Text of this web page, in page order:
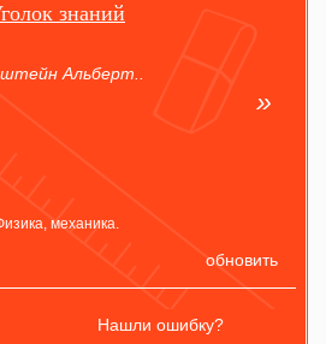
знаний
Альберт..
механика.
обновить
Нашли ошибку?